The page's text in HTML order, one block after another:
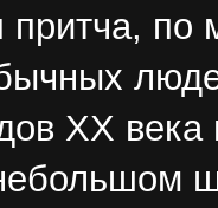
притча, по
XX